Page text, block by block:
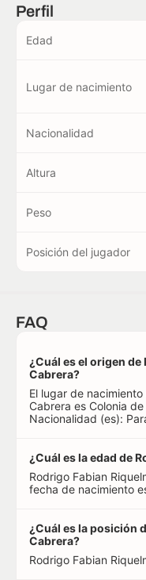
Perfil
Edad
Lugar de nacimiento
Nacionalidad
Altura
Peso
Posición del jugador
FAQ
¿Cuál es el origen
Cabrera?
El lugar de
Cabrera es Colonia
Nacionalidad (es):
¿Cuál es la edad de
Rodrigo Fabian
fecha de nacimiento
¿Cuál es la posición
Cabrera?
Rodrigo Fabian